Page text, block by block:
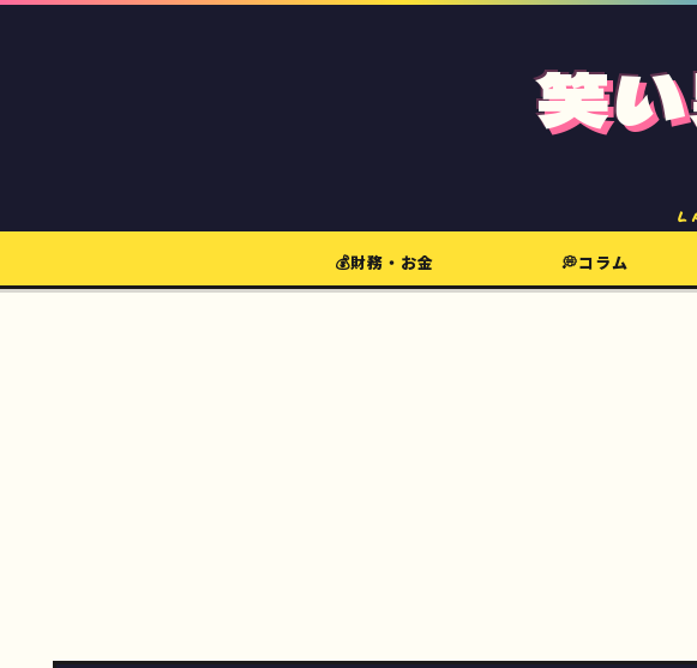
笑
💰財務・お金 💭コラム